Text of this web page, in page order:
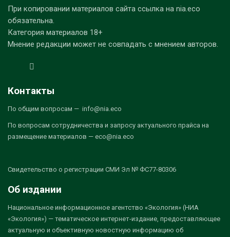
При копировании материалов сайта ссылка на nia.eco
обязательна.
Категория материалов 18+
Мнение редакции может не совпадать с мнением авторов.
Контакты
По общим вопросам — info@nia.eco
По вопросам сотрудничества и запросу актуального прайса на
размещение материалов — eco@nia.eco
Свидетельство о регистрации СМИ Эл № ФС77-80306
Об издании
Национальное информационное агентство «Экология» (НИА
«Экология») — тематическое интернет-издание, предоставляющее
актуальную и объективную новостную информацию об